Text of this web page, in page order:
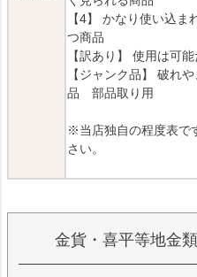
【4】 かなり使い込
つ商品
【訳あり】 使用は可
【ジャンク品】 破れ
品 部品取り用
※当店独自の程度表で
さい。
金貨・喜平等地金